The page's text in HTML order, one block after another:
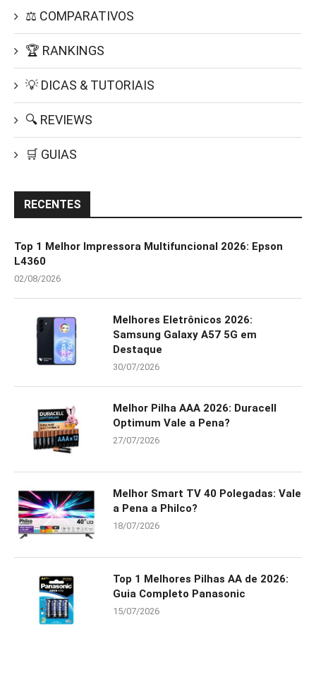
⚖️ COMPARATIVOS
🏆 RANKINGS
💡 DICAS & TUTORIAIS
🔍 REVIEWS
🛒 GUIAS
RECENTES
Top 1 Melhor Impressora Multifuncional 2026: Epson
L4360
02/08/2026
Melhores Eletrônicos 2026:
Samsung Galaxy A57 5G em
Destaque
30/07/2026
Melhor Pilha AAA 2026: Duracell
Optimum Vale a Pena?
27/07/2026
Melhor Smart TV 40 Polegadas: Vale
a Pena a Philco?
18/07/2026
Top 1 Melhores Pilhas AA de 2026:
Guia Completo Panasonic
15/07/2026